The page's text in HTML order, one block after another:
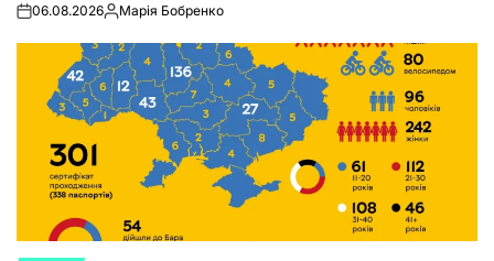
on06.08.2026Запись
Марія Бобренко